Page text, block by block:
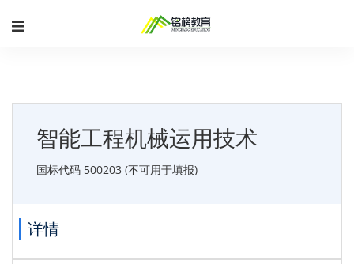
智能工程机械运用技术
国标代码 500203 (不可用于填报)
详情